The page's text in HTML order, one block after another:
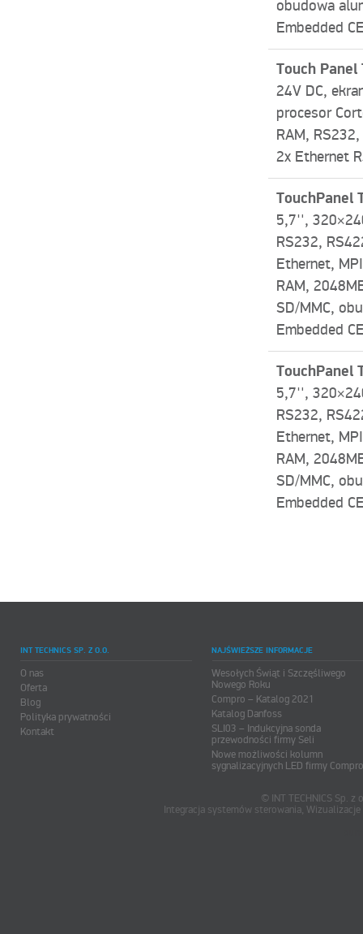
obudowa
Embedded
Touch Panel
24V DC,
procesor
RAM,
2x Ethernet
TouchPanel
5,7″,
RS232,
Ethernet,
RAM,
SD/MMC,
Embedded
TouchPanel
5,7″,
RS232,
Ethernet,
RAM,
SD/MMC,
Embedded
INT TECHNICS SP. Z O.O.
O nas
Oferta
Blog
Polityka prywatności
Kontakt
NAJŚWIEŻSZE INFORMACJE
Wesołych Świąt i Szczęśliwego
Nowego Roku
Compro – Katalog 2021
Katalog Danfoss
SLI03 – Indukcyjna sonda
przewodności firmy Seli
Nowe możliwości kolumn
sygnalizacyjnych LED firmy
© INT TECHNICS Sp.
Integracja systemów sterowania,